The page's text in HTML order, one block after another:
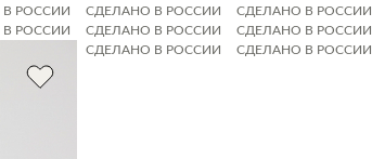
РОССИИ СДЕЛАНО В РОССИИ СДЕЛАНО В РОССИИ
РОССИИ СДЕЛАНО В РОССИИ СДЕЛАНО В РОССИИ
СДЕЛАНО В РОССИИ СДЕЛАНО В РОССИИ
РОССИИ